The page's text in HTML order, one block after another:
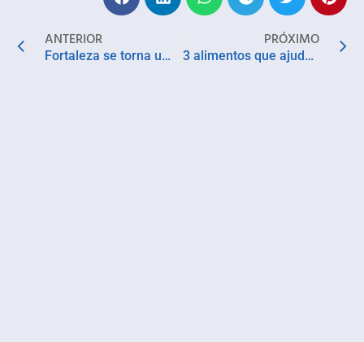
ANTERIOR
Fortaleza se torna um dos destinos mais procurados pelos brasileiros
PRÓXIMO
3 alimentos que ajudam a melhorar o humor das pessoas segundo a Ayurveda